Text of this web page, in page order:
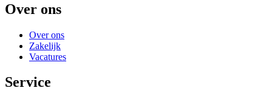
Over ons
Over ons
Zakelijk
Vacatures
Service